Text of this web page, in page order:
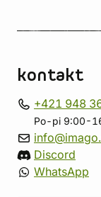
kontakt
+421 948
Po-pi 9:00-
Discord
WhatsApp